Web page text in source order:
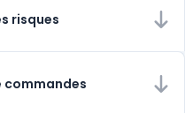
risques
commandes